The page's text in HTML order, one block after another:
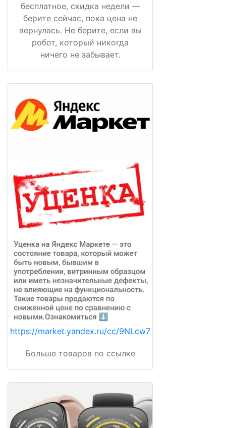
бесплатное, скидка недели —
берите сейчас, пока цена не
вернулась. Не берите, если вы
робот, который никогда
ничего не забывает.
https://market.yandex.ru/cc/9NLcw7
Больше товаров по ссылке